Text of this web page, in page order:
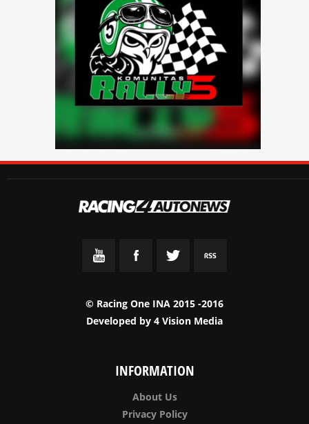
© Racing One INA 2015 -2016
Developed by 4 Vision Media
INFORMATION
About Us
Privacy Policy